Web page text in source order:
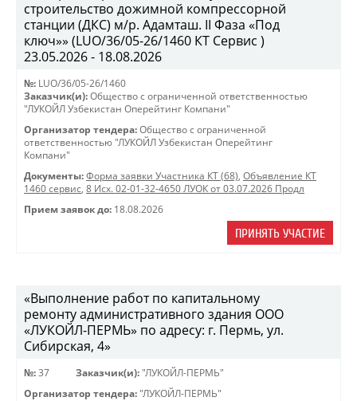
строительство дожимной компрессорной
станции (ДКС) м/р. Адамташ. II Фаза «Под
ключ»» (LUO/36/05-26/1460 КТ Сервис )
23.05.2026 - 18.08.2026
№: LUO/36/05-26/1460
Заказчик(и): Общество с ограниченной ответственностью
"ЛУКОЙЛ Узбекистан Оперейтинг Компани"
Организатор тендера: Общество с ограниченной
ответственностью "ЛУКОЙЛ Узбекистан Оперейтинг
Компани"
Документы: Форма заявки Участника КТ (68), Объявление КТ
1460 сервис, 8 Исх. 02-01-32-4650 ЛУОК от 03.07.2026 Продл
Прием заявок до: 18.08.2026
ПРИНЯТЬ УЧАСТИЕ
«Выполнение работ по капитальному
ремонту административного здания ООО
«ЛУКОЙЛ-ПЕРМЬ» по адресу: г. Пермь, ул.
Сибирская, 4»
№: 37 Заказчик(и): "ЛУКОЙЛ-ПЕРМЬ"
Организатор тендера: "ЛУКОЙЛ-ПЕРМЬ"